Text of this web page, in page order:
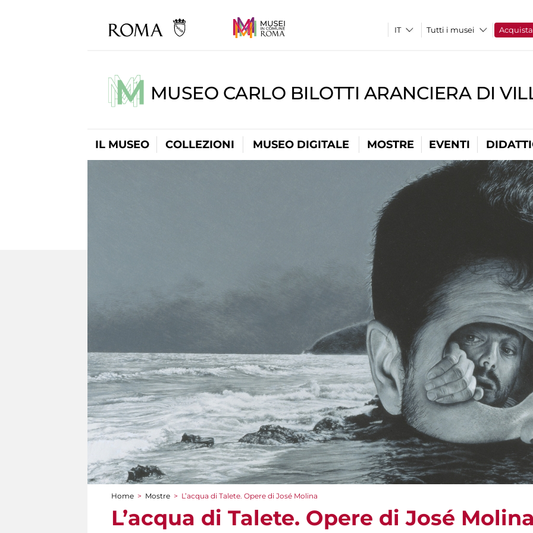
Tutti i musei Acquista
MUSEO CARLO BILOTTI ARANCIERA DI
IL MUSEO COLLEZIONI MUSEO DIGITALE MOSTRE EVENTI
Tu sei qui
Home > Mostre > L’acqua di Talete. Opere di José Molina
L’acqua di Talete. Opere di José